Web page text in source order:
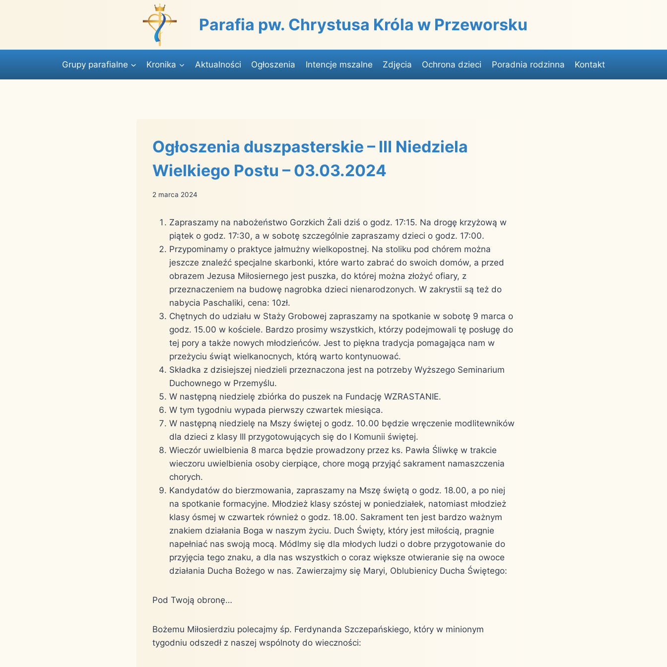
Parafia pw. Chrystusa Króla w Przeworsku
Grupy parafialne Kronika Aktualności Ogłoszenia Intencje mszalne Zdjęcia Ochrona dzieci Poradnia rodzinna Kontakt
Ogłoszenia duszpasterskie – III Niedziela
Wielkiego Postu – 03.03.2024
2 marca 2024
Zapraszamy na nabożeństwo Gorzkich Żali dziś o godz. 17:15. Na drogę krzyżową w
piątek o godz. 17:30, a w sobotę szczególnie zapraszamy dzieci o godz. 17:00.
Przypominamy o praktyce jałmużny wielkopostnej. Na stoliku pod chórem można
jeszcze znaleźć specjalne skarbonki, które warto zabrać do swoich domów, a przed
obrazem Jezusa Miłosiernego jest puszka, do której można złożyć ofiary, z
przeznaczeniem na budowę nagrobka dzieci nienarodzonych. W zakrystii są też do
nabycia Paschaliki, cena: 10zł.
Chętnych do udziału w Staży Grobowej zapraszamy na spotkanie w sobotę 9 marca o
godz. 15.00 w kościele. Bardzo prosimy wszystkich, którzy podejmowali tę posługę do
tej pory a także nowych młodzieńców. Jest to piękna tradycja pomagająca nam w
przeżyciu świąt wielkanocnych, którą warto kontynuować.
Składka z dzisiejszej niedzieli przeznaczona jest na potrzeby Wyższego Seminarium
Duchownego w Przemyślu.
W następną niedzielę zbiórka do puszek na Fundację WZRASTANIE.
W tym tygodniu wypada pierwszy czwartek miesiąca.
W następną niedzielę na Mszy świętej o godz. 10.00 będzie wręczenie modlitewników
dla dzieci z klasy III przygotowujących się do I Komunii świętej.
Wieczór uwielbienia 8 marca będzie prowadzony przez ks. Pawła Śliwkę w trakcie
wieczoru uwielbienia osoby cierpiące, chore mogą przyjąć sakrament namaszczenia
chorych.
Kandydatów do bierzmowania, zapraszamy na Mszę świętą o godz. 18.00, a po niej
na spotkanie formacyjne. Młodzież klasy szóstej w poniedziałek, natomiast młodzież
klasy ósmej w czwartek również o godz. 18.00. Sakrament ten jest bardzo ważnym
znakiem działania Boga w naszym życiu. Duch Święty, który jest miłością, pragnie
napełniać nas swoją mocą. Módlmy się dla młodych ludzi o dobre przygotowanie do
przyjęcia tego znaku, a dla nas wszystkich o coraz większe otwieranie się na owoce
działania Ducha Bożego w nas. Zawierzajmy się Maryi, Oblubienicy Ducha Świętego:
Pod Twoją obronę…
Bożemu Miłosierdziu polecajmy śp. Ferdynanda Szczepańskiego, który w minionym
tygodniu odszedł z naszej wspólnoty do wieczności: